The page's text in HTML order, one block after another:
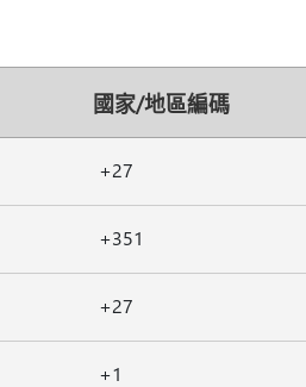
國家/地區編碼
+27
+351
+27
+1